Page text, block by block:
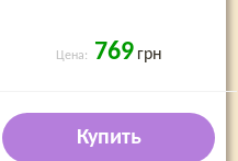
Цена: 769 грн
Купить